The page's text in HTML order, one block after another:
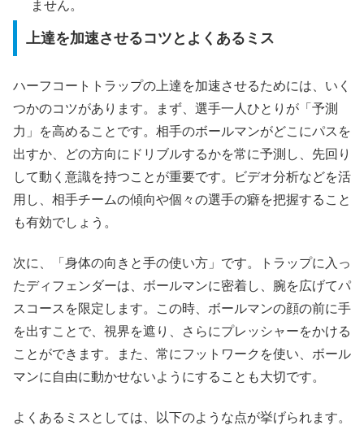
ません。
上達を加速させるコツとよくあるミス
ハーフコートトラップの上達を加速させるためには、いく
つかのコツがあります。まず、選手一人ひとりが「予測
力」を高めることです。相手のボールマンがどこにパスを
出すか、どの方向にドリブルするかを常に予測し、先回り
して動く意識を持つことが重要です。ビデオ分析などを活
用し、相手チームの傾向や個々の選手の癖を把握すること
も有効でしょう。
次に、「身体の向きと手の使い方」です。トラップに入っ
たディフェンダーは、ボールマンに密着し、腕を広げてパ
スコースを限定します。この時、ボールマンの顔の前に手
を出すことで、視界を遮り、さらにプレッシャーをかける
ことができます。また、常にフットワークを使い、ボール
マンに自由に動かせないようにすることも大切です。
よくあるミスとしては、以下のような点が挙げられます。